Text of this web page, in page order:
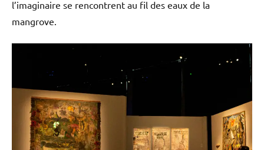
l’imaginaire se rencontrent au fil des eaux de la
mangrove.